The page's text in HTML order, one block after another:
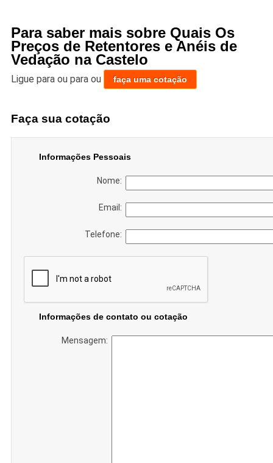
Para saber mais sobre Quais Os
Preços de Retentores e Anéis de
Vedação na Castelo
Ligue para ou para ou faça uma cotação
Faça sua cotação
Informações Pessoais
Nome:
Email:
Telefone:
Informações de contato ou cotação
Mensagem: